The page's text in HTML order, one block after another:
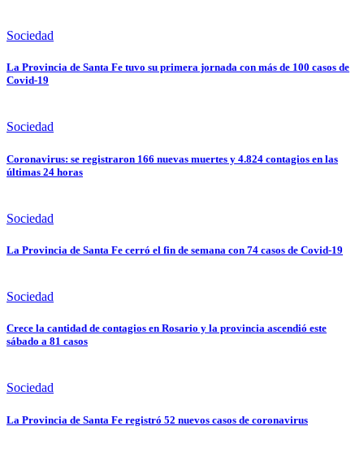
Sociedad
La Provincia de Santa Fe tuvo su primera jornada con más de 100 casos de
Covid-19
Sociedad
Coronavirus: se registraron 166 nuevas muertes y 4.824 contagios en las
últimas 24 horas
Sociedad
La Provincia de Santa Fe cerró el fin de semana con 74 casos de Covid-19
Sociedad
Crece la cantidad de contagios en Rosario y la provincia ascendió este
sábado a 81 casos
Sociedad
La Provincia de Santa Fe registró 52 nuevos casos de coronavirus